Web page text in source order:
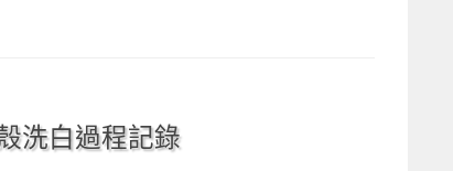
洗白過程記錄